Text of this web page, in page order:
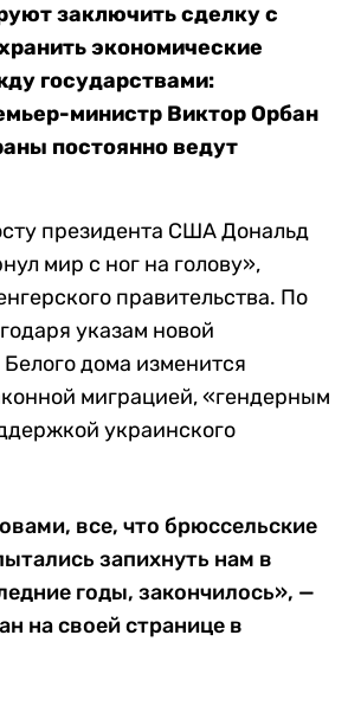
заключить сделку с
экономические
государствами:
министр Виктор Орбан
постоянно ведут
президента США Дональд
мир с ног на голову»,
правительства. По
указам новой
дома изменится
миграцией, «гендерным
украинского
все, что брюссельские
запихнуть нам в
годы, закончилось», —
на своей странице в